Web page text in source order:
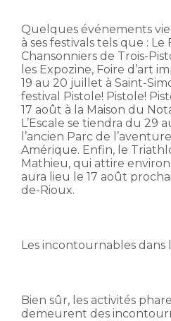
Quelques événements
à ses festivals tels que : Le
Chansonniers de Trois-
les Expozine, Foire d’art
19 au 20 juillet à Saint-
festival Pistole! Pistole!
17 août à la Maison du
L’Escale se tiendra du 29
l’ancien Parc de
Amérique. Enfin, le
Mathieu, qui attire
aura lieu le 17 août
de-Rioux.
Les incontournables dans
Bien sûr, les activités
demeurent des